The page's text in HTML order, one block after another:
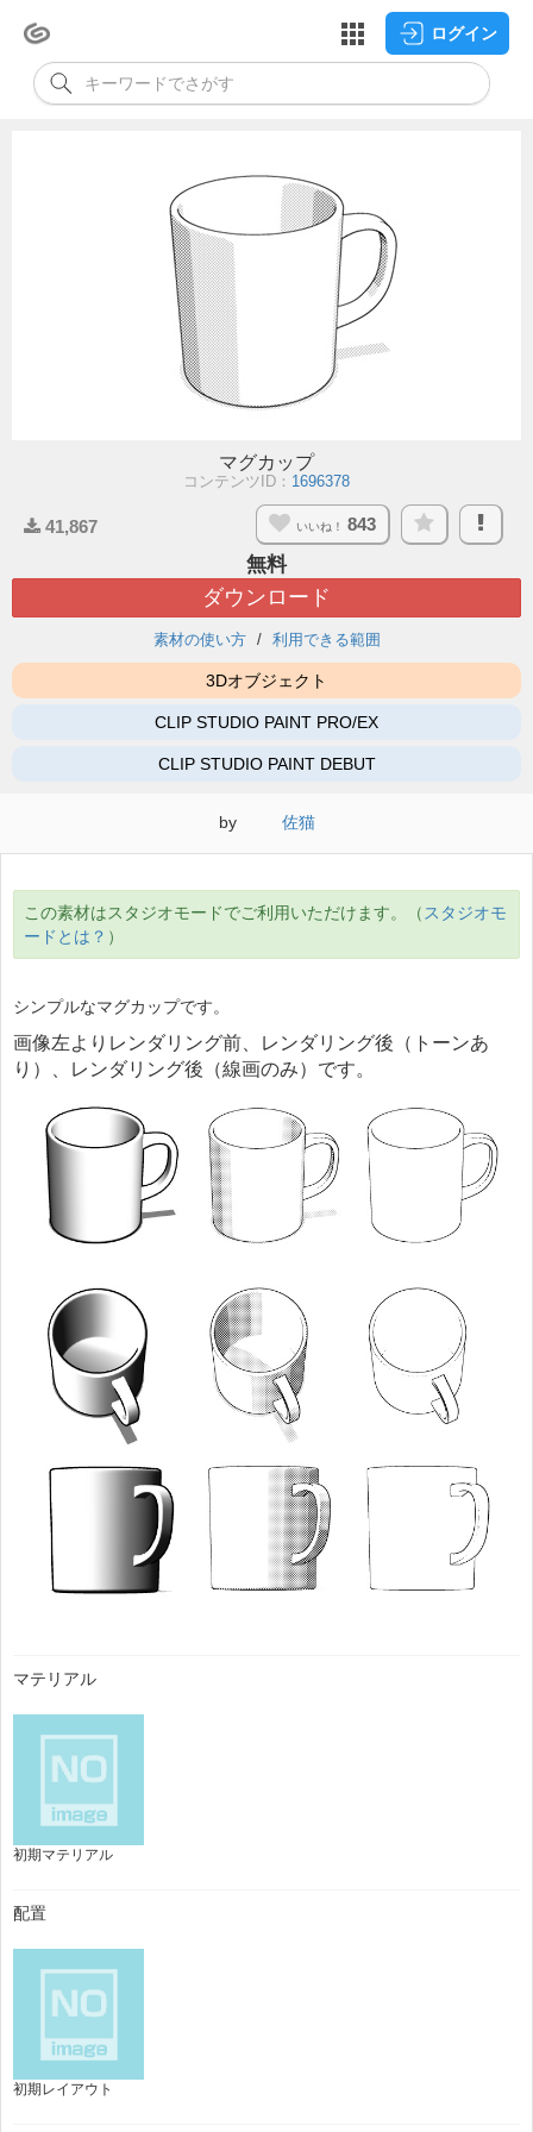
ログイン
マグカップ
コンテンツID： 1696378
41,867 いいね！ 843
無料
ダウンロード
素材の使い方 利用できる範囲
3Dオブジェクト
CLIP STUDIO PAINT PRO/EX
CLIP STUDIO PAINT DEBUT
by 佐猫
この素材はスタジオモードでご利用いただけます。（ スタジオモ
ードとは？ ）
シンプルなマグカップです。
画像左よりレンダリング前、レンダリング後（トーンあ
り）、レンダリング後（線画のみ）です。
マテリアル
初期マテリアル
配置
初期レイアウト